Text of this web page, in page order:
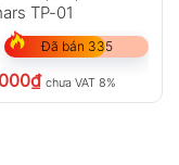
TP-01
Đã bán 335
₫ chưa VAT 8%